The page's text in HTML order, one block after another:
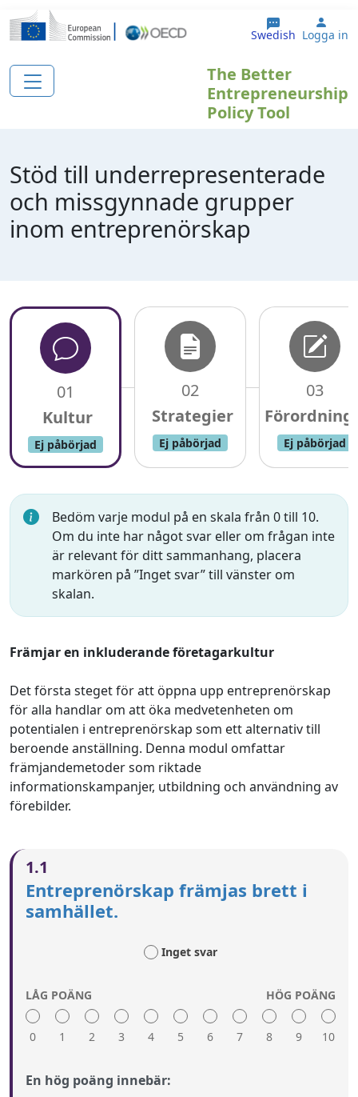
Hoppa till huvudinnehåll
Swedish User
Logga in
The Better
Entrepreneurship
Policy Tool
Stöd till underrepresenterade
och missgynnade grupper
inom entreprenörskap
01
Ej påbörjad
02
Ej påbörjad
03
Ej påbörjad
Bedöm varje modul på en skala från 0 till 10.
Om du inte har något svar eller om frågan inte
är relevant för ditt sammanhang, placera
markören på ”Inget svar” till vänster om
skalan.
Främjar en inkluderande företagarkultur
Det första steget för att öppna upp entreprenörskap
för alla handlar om att öka medvetenheten om
potentialen i entreprenörskap som ett alternativ till
beroende anställning. Denna modul omfattar
främjandemetoder som riktade
informationskampanjer, utbildning och användning av
förebilder.
1.1
Entreprenörskap främjas brett i
samhället.
Inget svar
LÅG POÄNG
0 1 2 3 4 5 6 7 8 9
HÖG POÄNG
10
En hög poäng innebär: